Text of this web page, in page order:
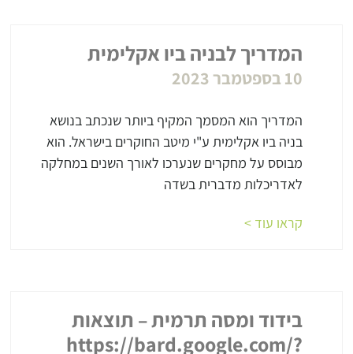
המדריך לבניה ביו אקלימית
10 בספטמבר 2023
המדריך הוא המסמך המקיף ביותר שנכתב בנושא
בניה ביו אקלימית ע"י מיטב החוקרים בישראל. הוא
מבוסס על מחקרים שנערכו לאורך השנים במחלקה
לאדריכלות מדברית בשדה
קראו עוד >
בידוד ומסה תרמית – תוצאות
https://bard.google.com/?